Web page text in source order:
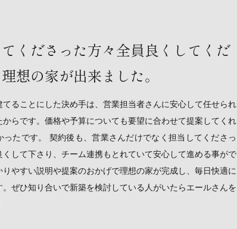
くださった方々全員良くしてくだ
想の家が出来ました。
てることにした決め手は、営業担当者さんに安心して任せられ
からです。価格や予算についても要望に合わせて提案してくれ
ったです。 契約後も、営業さんだけでなく担当してくださっ
くして下さり、チーム連携もとれていて安心して進める事がで
りやすい説明や提案のおかげで理想の家が完成し、毎日快適に
。ぜひ知り合いで新築を検討している人がいたらエールさんを